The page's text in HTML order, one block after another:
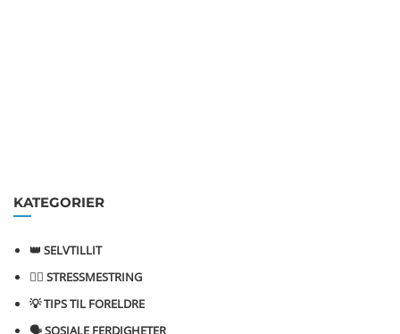
KATEGORIER
👑 SELVTILLIT
💆‍♂️ STRESSMESTRING
💡 TIPS TIL FORELDRE
🗣️ SOSIALE FERDIGHETER